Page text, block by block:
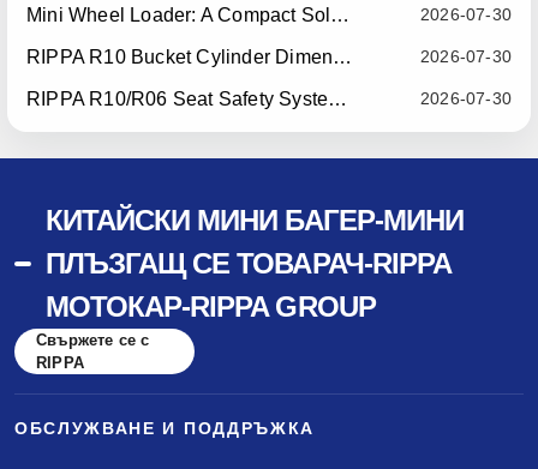
2026-07-30
Mini Wheel Loader: A Compact Solution For Efficient Material Handling
2026-07-30
RIPPA R10 Bucket Cylinder Dimension Optimization — Effective July 15, 2026
2026-07-30
RIPPA R10/R06 Seat Safety System Upgrade — Effective July 22, 2026
КИТАЙСКИ МИНИ БАГЕР-МИНИ
ПЛЪЗГАЩ СЕ ТОВАРАЧ-RIPPA
МОТОКАР-RIPPA GROUP
Свържете се с
RIPPA
ОБСЛУЖВАНЕ И ПОДДРЪЖКА